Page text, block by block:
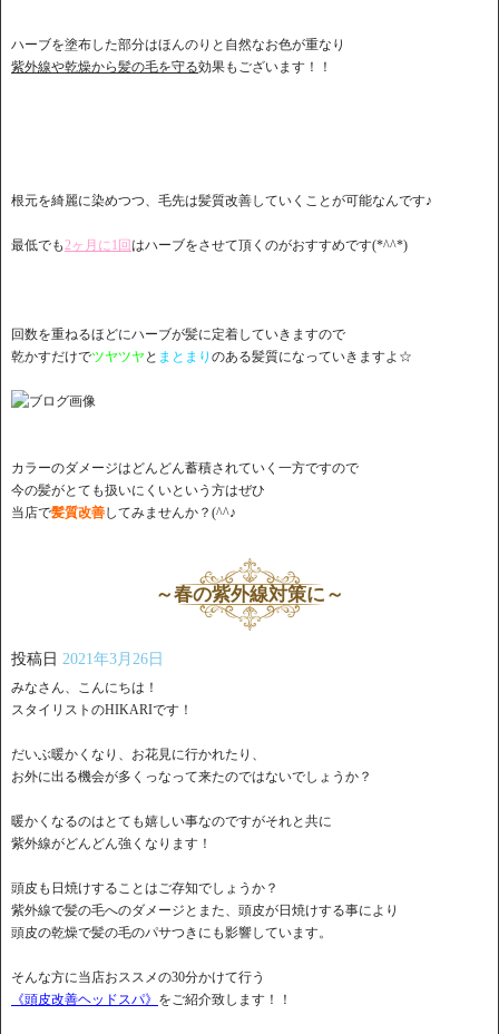
ハーブを塗布した部分はほんのりと自然なお色が重なり
紫外線や乾燥から髪の毛を守る効果もございます！！
根元を綺麗に染めつつ、毛先は髪質改善していくことが可能なんです♪
最低でも 2ヶ月に1回はハーブをさせて頂くのがおすすめです(*^^*)
回数を重ねるほどにハーブが髪に定着していきますので
乾かすだけでツヤツヤ と まとまり のある髪質になっていきますよ☆
カラーのダメージはどんどん蓄積されていく一方ですので
今の髪がとても扱いにくいという方はぜひ
当店で髪質改善してみませんか？(^^♪
～春の紫外線対策に～
投稿日 2021年3月26日
みなさん、こんにちは！
スタイリストのHIKARIです！
だいぶ暖かくなり、お花見に行かれたり、
お外に出る機会が多くっなって来たのではないでしょうか？
暖かくなるのはとても嬉しい事なのですがそれと共に
紫外線がどんどん強くなります！
頭皮も日焼けすることはご存知でしょうか？
紫外線で髪の毛へのダメージとまた、頭皮が日焼けする事により
頭皮の乾燥で髪の毛のパサつきにも影響しています。
そんな方に当店おススメの30分かけて行う
《頭皮改善ヘッドスパ》 をご紹介致します！！